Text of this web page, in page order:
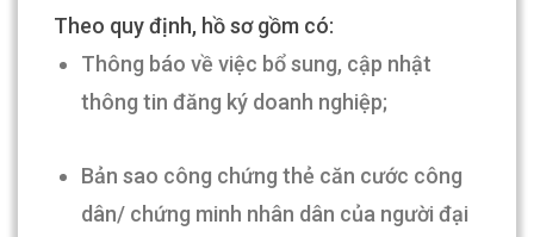
Theo quy định, hồ sơ gồm có:
Thông báo về việc bổ sung, cập nhật
thông tin đăng ký doanh nghiệp;
Bản sao công chứng thẻ căn cước công
dân/ chứng minh nhân dân của người đại